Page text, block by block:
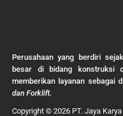
Perusahaan yang berdiri
besar di bidang konstruksi
memberikan layanan sebagai
dan Forklift.
Copyright © 2026 PT. Jaya